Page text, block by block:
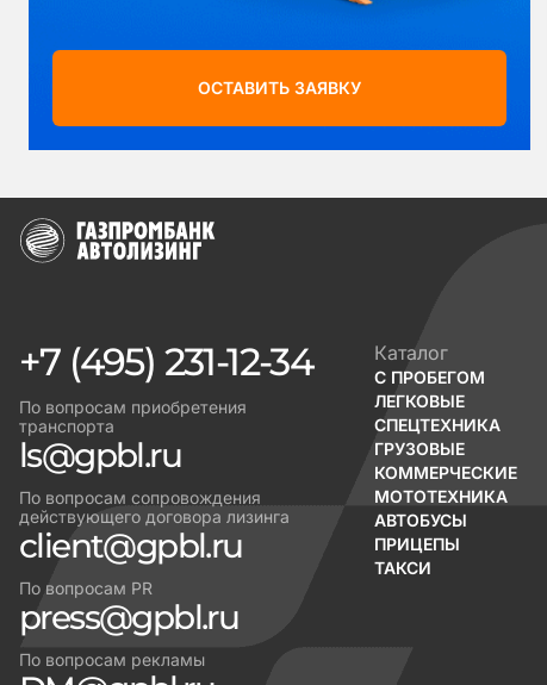
ОСТАВИТЬ ЗАЯВКУ
+7 (495) 231-12-34
По вопросам приобретения
транспорта
ls@gpbl.ru
По вопросам сопровождения
действующего договора лизинга
client@gpbl.ru
По вопросам PR
press@gpbl.ru
По вопросам рекламы
Каталог
С ПРОБЕГОМ
ЛЕГКОВЫЕ
СПЕЦТЕХНИКА
ГРУЗОВЫЕ
КОММЕРЧЕСКИЕ
МОТОТЕХНИКА
АВТОБУСЫ
ПРИЦЕПЫ
ТАКСИ